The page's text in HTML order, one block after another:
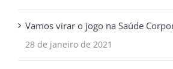
Vamos virar o jogo na Saúde
28 de janeiro de 2021